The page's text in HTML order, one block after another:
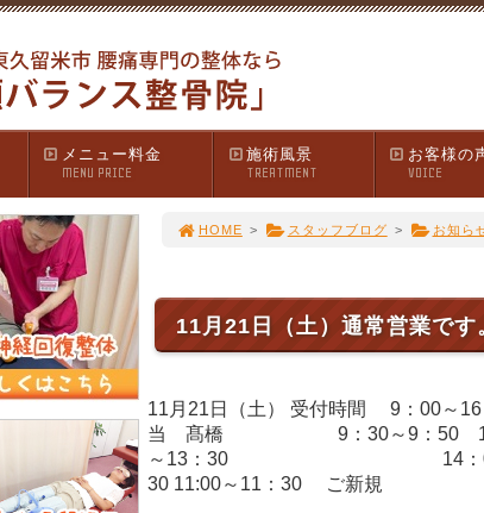
メニュー料金
MENU PRICE
施術風景
TREATMENT
お客様の
VOICE
HOME > スタッフブログ > お知ら
11月21日（土）通常営業です
11月21日（土） 受付時間 9：00～16
当 髙橋 9：30～9：50
～13：30 14：00～14
30 11:00～11：30 ご新規 15